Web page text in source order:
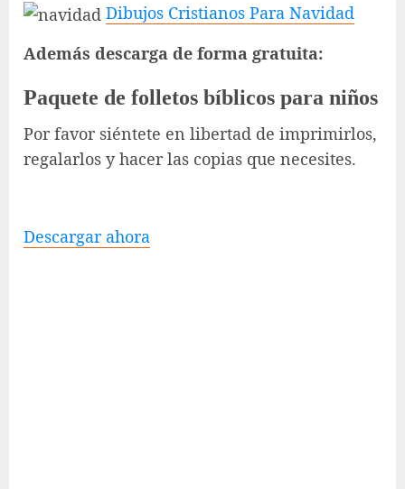
Dibujos Cristianos Para Navidad
Además descarga de forma gratuita:
Paquete de folletos bíblicos para niños
Por favor siéntete en libertad de imprimirlos,
regalarlos y hacer las copias que necesites.
Descargar ahora